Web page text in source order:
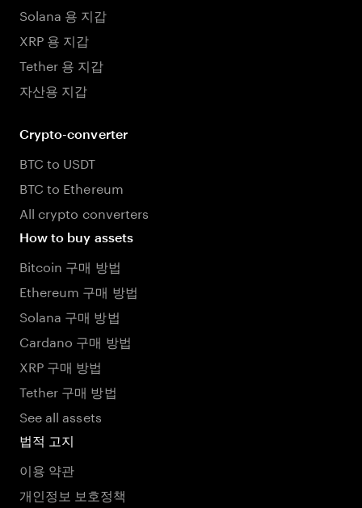
Solana 용 지갑
XRP 용 지갑
Tether 용 지갑
자산용 지갑
Crypto-converter
BTC to USDT
BTC to Ethereum
All crypto converters
How to buy assets
Bitcoin 구매 방법
Ethereum 구매 방법
Solana 구매 방법
Cardano 구매 방법
XRP 구매 방법
Tether 구매 방법
See all assets
법적 고지
이용 약관
개인정보 보호정책